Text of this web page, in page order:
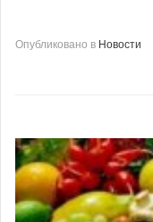
Опубликовано в Новости